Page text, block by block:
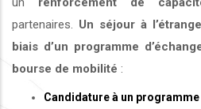
partenaires. Un séjour à
biais d’un programme
bourse de mobilité :
Candidature à un